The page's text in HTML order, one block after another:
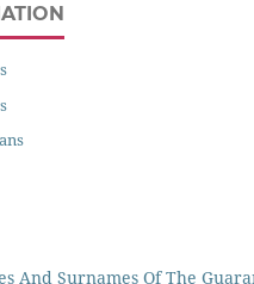
And Surnames Of The